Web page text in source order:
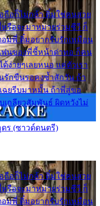
ถือก็ไม่กล้า ติ๋มใช่คนสวย
หรือจะมาหมายร่วมชีวี ก็
มพี่ ติ๋มอยากรับรักเหมือน
ฟนของพี่ชี้หน้าด่าทอ ก็คน
ง่ายๆเลยหนอ แค่ตัวเรา
กขืนรอคงช้ำสักวัน ถ้า
ฉยรีบมาหมั้น ถ้าพี่สู่ขอ
เกลียวสัมพันธ์ ผิดหวังไม่
ร (ซาวด์ดนตรี)
ถือก็ไม่กล้า ติ๋มใช่คนสวย
หรือจะมาหมายร่วมชีวี ก็
มพี่ ติ๋มอยากรับรักเหมือน